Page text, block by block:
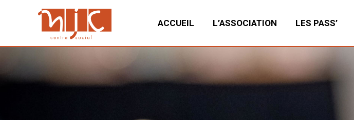
ACCUEIL L’ASSOCIATION LES PASS’